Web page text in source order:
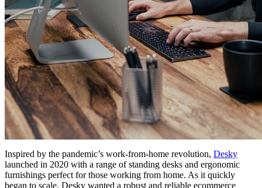
Inspired by the pandemic’s work-from-home revolution, Desky
launched in 2020 with a range of standing desks and ergonomic
furnishings perfect for those working from home. As it quickly
began to scale, Desky wanted a robust and reliable ecommerce